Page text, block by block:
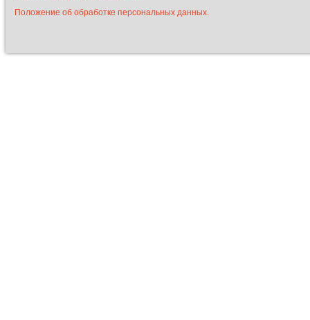
Положение об обработке персональных данных.